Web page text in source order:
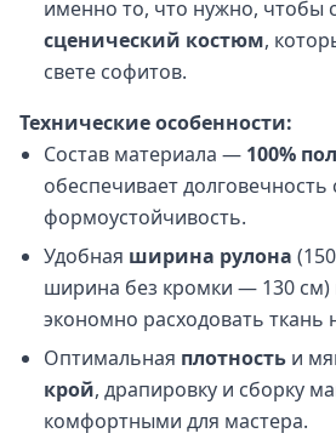
именно то, что нужно, чтобы
сценический костюм,
свете софитов.
Технические особенности:
Состав материала — 100%
обеспечивает
формоустойчивость.
Удобная ширина рулона
ширина без кромки — 130 см)
экономно расходовать
Оптимальная плотность и
крой, драпировку и сборку
комфортными для мастера.